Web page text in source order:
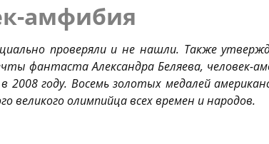
амфибия
проверяли и не нашли. Также
фантаста Александра Беляева, человек-
году. Восемь золотых медалей
великого олимпийца всех времен и народов.